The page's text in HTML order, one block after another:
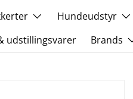
Hundeudstyr
udstillingsvarer Brands